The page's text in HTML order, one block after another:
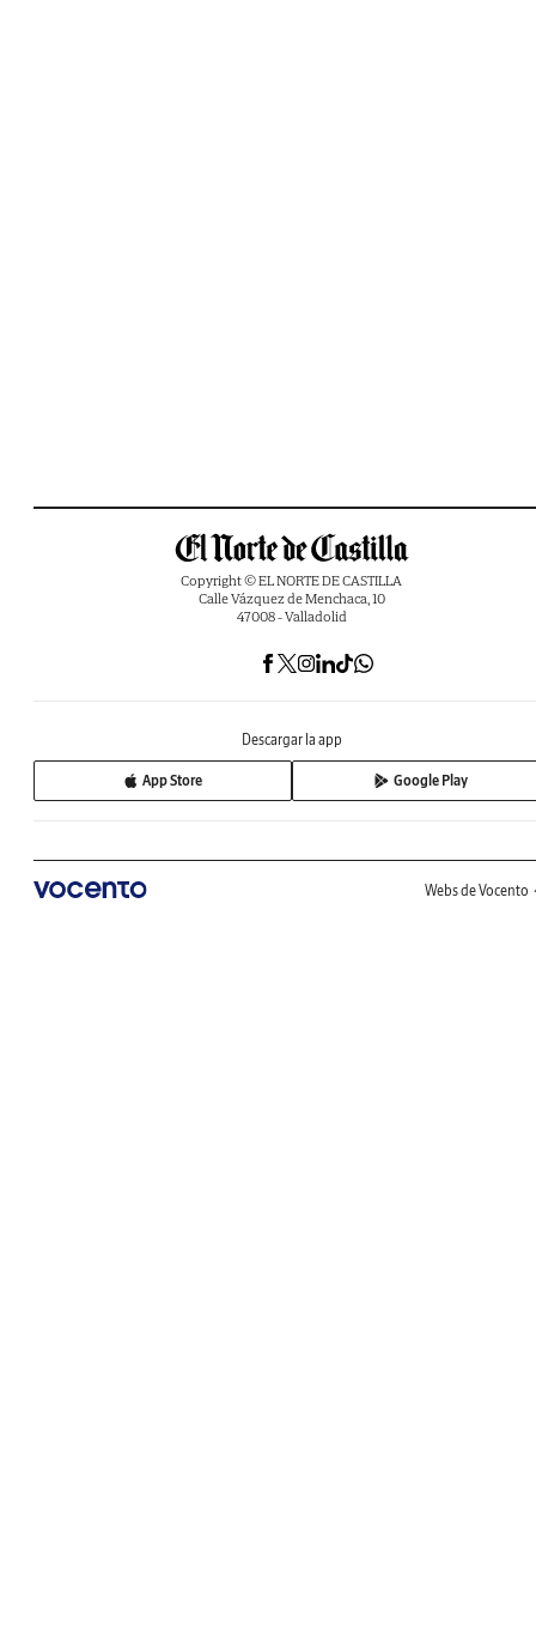
Copyright © EL NORTE DE CASTILLA
Calle Vázquez de Menchaca, 10
47008 - Valladolid
Descargar la app
App Store Google Play
Webs de Vocento